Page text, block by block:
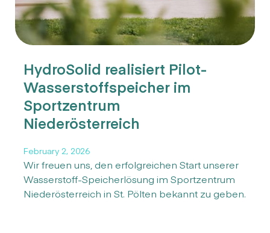
HydroSolid realisiert Pilot-
Wasserstoffspeicher im
Sportzentrum
Niederösterreich
February 2, 2026
Wir freuen uns, den erfolgreichen Start unserer
Wasserstoff-Speicherlösung im Sportzentrum
Niederösterreich in St. Pölten bekannt zu geben.